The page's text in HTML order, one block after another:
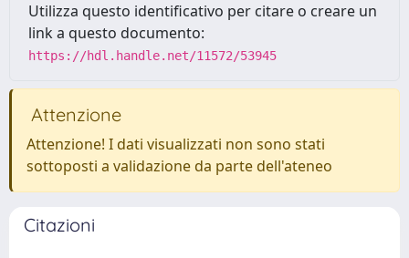
Utilizza questo identificativo per citare o creare un
link a questo documento:
https://hdl.handle.net/11572/53945
Attenzione
Attenzione! I dati visualizzati non sono stati
sottoposti a validazione da parte dell'ateneo
Citazioni